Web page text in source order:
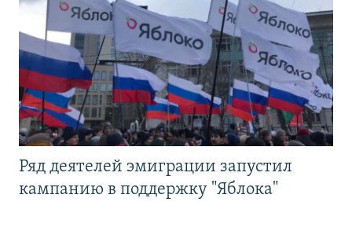
Ряд деятелей эмиграции запустил
кампанию в поддержку "Яблока"